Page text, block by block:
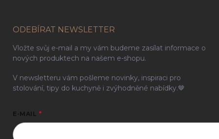
ODEBÍRAT NEWSLETTER
Vložte svůj e-mail a my vám budeme zasílat informace o
nových produktech na našem e-shopu.
V newsletteru vám pošleme novinky, inspiraci pro
stolování, tipy do kuchyně i zvýhodněné nabídky.🤎
E-MAIL